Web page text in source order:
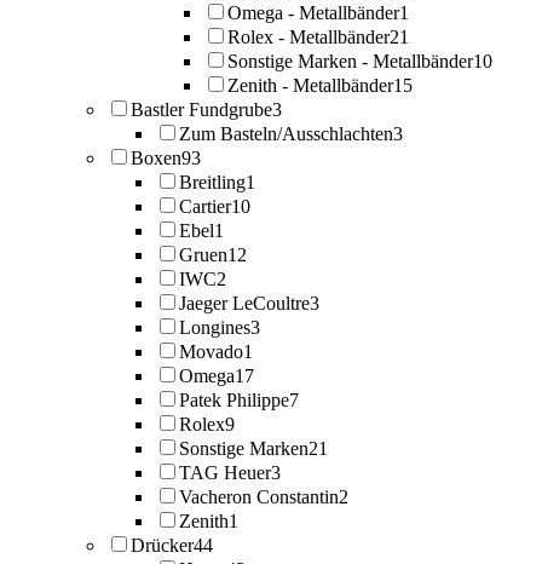
Omega - Metallbänder1
Rolex - Metallbänder21
Sonstige Marken - Metallbänder10
Zenith - Metallbänder15
Bastler Fundgrube3
Zum Basteln/Ausschlachten3
Boxen93
Breitling1
Cartier10
Ebel1
Gruen12
IWC2
Jaeger LeCoultre3
Longines3
Movado1
Omega17
Patek Philippe7
Rolex9
Sonstige Marken21
TAG Heuer3
Vacheron Constantin2
Zenith1
Drücker44